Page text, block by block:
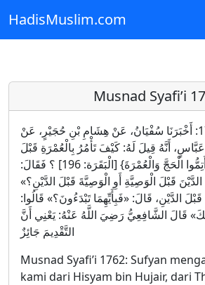
Skip to main content
HadisMuslim.com
Musnad Syafi’i
مسند الشافعي 1762: أَخْبَرَنَا سُفْيَانُ، عَنْ هِشَامِ بْنِ حُجَيْرٍ، عَنْ
أَنَّهُ قِيلَ لَهُ: كَيْفَ تَأْمُرُ بِالْعُمْرَةِ قَبْلَ
الْحَجِّ وَاللَّهُ يَقُولُ: {وَأَتِمُّوا الْحَجَّ وَالْعُمْرَةَ} [الْبَقَرَة: 196] ؟ فَقَالَ:
قَبْلَ الْوَصِيَّةِ أَوِ الْوَصِيَّةَ قَبْلَ الدَّيْنِ؟»
قَبْلَ الدَّيْنِ، قَالَ: «فَبِأَيِّهِمَا تَبْدَءُونَ؟» قَالُوا:
قَالَ الشَّافِعِيُّ رَضِيَ اللَّهُ عَنْهُ: يَعْنِي أَنَّ
التَّقْدِيمَ جَائِزٌ
Musnad Syafi’i 1762: Sufyan
kami dari Hisyam bin Hujair, dari